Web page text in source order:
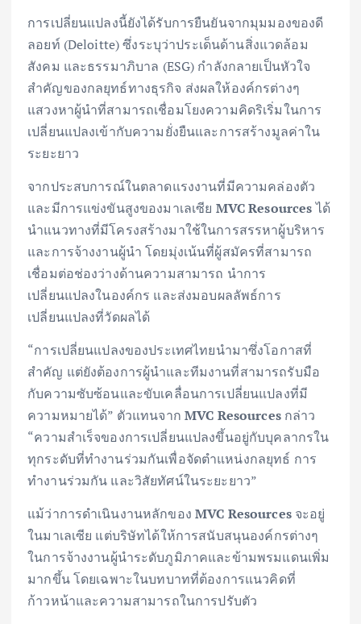
การเปลี่ยนแปลงนี้ยังได้รับการยืนยันจากมุมมองของดี
ลอยท์ (Deloitte) ซึ่งระบุว่าประเด็นด้านสิ่งแวดล้อม
สังคม และธรรมาภิบาล (ESG) กำลังกลายเป็นหัวใจ
สำคัญของกลยุทธ์ทางธุรกิจ ส่งผลให้องค์กรต่างๆ
แสวงหาผู้นำที่สามารถเชื่อมโยงความคิดริเริ่มในการ
เปลี่ยนแปลงเข้ากับความยั่งยืนและการสร้างมูลค่าใน
ระยะยาว
จากประสบการณ์ในตลาดแรงงานที่มีความคล่องตัว
และมีการแข่งขันสูงของมาเลเซีย MVC Resourcesได้
นำแนวทางที่มีโครงสร้างมาใช้ในการสรรหาผู้บริหาร
และการจ้างงานผู้นำ โดยมุ่งเน้นที่ผู้สมัครที่สามารถ
เชื่อมต่อช่องว่างด้านความสามารถ นำการ
เปลี่ยนแปลงในองค์กร และส่งมอบผลลัพธ์การ
เปลี่ยนแปลงที่วัดผลได้
“การเปลี่ยนแปลงของประเทศไทยนำมาซึ่งโอกาสที่
สำคัญ แต่ยังต้องการผู้นำและทีมงานที่สามารถรับมือ
กับความซับซ้อนและขับเคลื่อนการเปลี่ยนแปลงที่มี
ความหมายได้” ตัวแทนจากMVC Resourcesกล่าว
“ความสำเร็จของการเปลี่ยนแปลงขึ้นอยู่กับบุคลากรใน
ทุกระดับที่ทำงานร่วมกันเพื่อจัดตำแหน่งกลยุทธ์ การ
ทำงานร่วมกัน และวิสัยทัศน์ในระยะยาว”
แม้ว่าการดำเนินงานหลักของMVC Resourcesจะอยู่
ในมาเลเซีย แต่บริษัทได้ให้การสนับสนุนองค์กรต่างๆ
ในการจ้างงานผู้นำระดับภูมิภาคและข้ามพรมแดนเพิ่ม
มากขึ้น โดยเฉพาะในบทบาทที่ต้องการแนวคิดที่
ก้าวหน้าและความสามารถในการปรับตัว